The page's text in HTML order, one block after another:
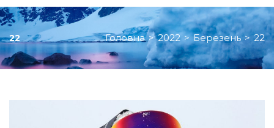
22 Головна > 2022 > Березень > 22